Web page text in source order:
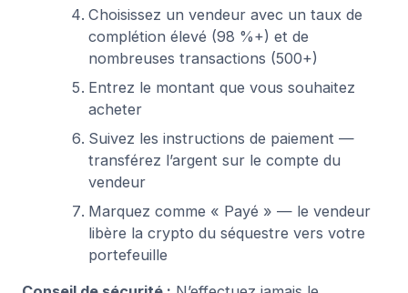
Choisissez un vendeur avec un taux de
complétion élevé (98 %+) et de
nombreuses transactions (500+)
Entrez le montant que vous souhaitez
acheter
Suivez les instructions de paiement —
transférez l’argent sur le compte du
vendeur
Marquez comme « Payé » — le vendeur
libère la crypto du séquestre vers votre
portefeuille